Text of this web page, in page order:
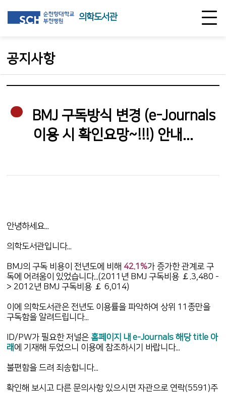
의학도서관
공지사항
BMJ 구독방식 변경 (e-Journals
이용 시 확인요망~!!!) 안내...
안녕하세요...
의학도서관입니다...
BMJ의 구독 비용이 전년도에 비해 42.1%가 증가한 관계로 구
독에 어려움이 있었습니다...(2011년 BMJ 구독비용 ￡.3,480 -
> 2012년 BMJ 구독비용 ￡ 6,014)
이에 의학도서관은 전년도 이용률을 파악하여 상위 11종만을
구독함을 알려드립니다...
ID/PW가 필요한 저널은홈페이지 내 e-Journals 해당 title 아
래 에 기재해 두었으니 이용에 참조하시기 바랍니다...
불편함을 드려 죄송합니다...
확인해 보시고 다른 문의사항 있으시면 자관으로 연락(5591)주